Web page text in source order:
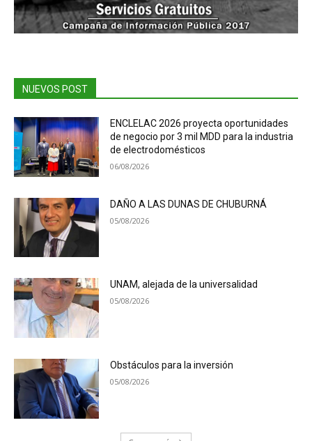
NUEVOS POST
ENCLELAC 2026 proyecta oportunidades
de negocio por 3 mil MDD para la industria
de electrodomésticos
06/08/2026
DAÑO A LAS DUNAS DE CHUBURNÁ
05/08/2026
UNAM, alejada de la universalidad
05/08/2026
Obstáculos para la inversión
05/08/2026